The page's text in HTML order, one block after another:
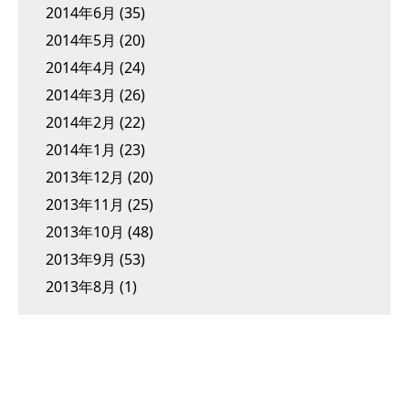
2014年6月 (35)
2014年5月 (20)
2014年4月 (24)
2014年3月 (26)
2014年2月 (22)
2014年1月 (23)
2013年12月 (20)
2013年11月 (25)
2013年10月 (48)
2013年9月 (53)
2013年8月 (1)